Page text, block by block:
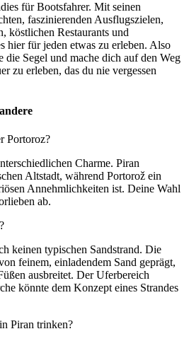
für Bootsfahrer. Mit seinen
faszinierenden Ausflugszielen,
köstlichen Restaurants und
hier für jeden etwas zu erleben. Also
die Segel und mache dich auf den Weg
zu erleben, das du nie vergessen
Portoroz?
Charme. Piran
Altstadt, während Portorož ein
Annehmlichkeiten ist. Deine Wahl
ab.
keinen typischen Sandstrand. Die
feinem, einladendem Sand geprägt,
ausbreitet. Der Uferbereich
könnte dem Konzept eines Strandes
Piran trinken?